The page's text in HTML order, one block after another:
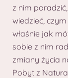
z nim
wiedzieć,
właśnie jak
sobie z nim
zmiany życia
Pobyt z